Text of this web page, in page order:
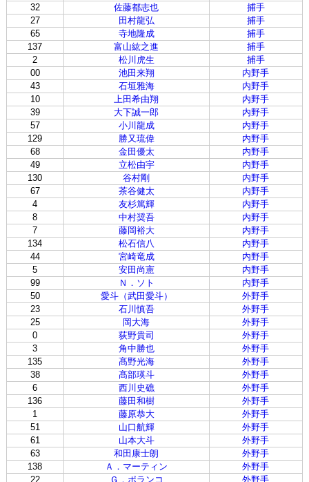
32
佐藤都志也
捕手
27
田村龍弘
捕手
65
寺地隆成
捕手
137
富山紘之進
捕手
2
松川虎生
捕手
00
池田来翔
内野手
43
石垣雅海
内野手
10
上田希由翔
内野手
39
大下誠一郎
内野手
57
小川龍成
内野手
129
勝又琉偉
内野手
68
金田優太
内野手
49
立松由宇
内野手
130
谷村剛
内野手
67
茶谷健太
内野手
4
友杉篤輝
内野手
8
中村奨吾
内野手
7
藤岡裕大
内野手
134
松石信八
内野手
44
宮崎竜成
内野手
5
安田尚憲
内野手
99
Ｎ．ソト
内野手
50
愛斗（武田愛斗）
外野手
23
石川慎吾
外野手
25
岡大海
外野手
0
荻野貴司
外野手
3
角中勝也
外野手
135
髙野光海
外野手
38
髙部瑛斗
外野手
6
西川史礁
外野手
136
藤田和樹
外野手
1
藤原恭大
外野手
51
山口航輝
外野手
61
山本大斗
外野手
63
和田康士朗
外野手
138
Ａ．マーティン
外野手
22
Ｇ．ポランコ
外野手